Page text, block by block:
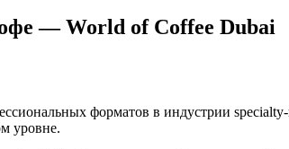
— World of Coffee Dubai
форматов в индустрии
уровне.